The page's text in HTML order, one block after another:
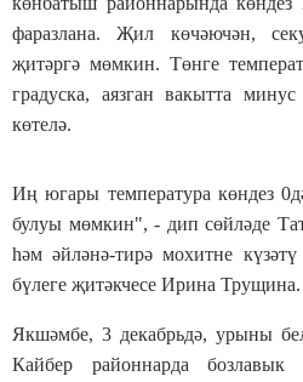
фаразлана. Җил көчәючән,
җитәргә мөмкин. Төнге
градуска, аязган вакытта
көтелә.
Иң югары температура көндез
булуы мөмкин", - дип сөйләде
һәм әйләнә-тирә мохитне күзәтү
бүлеге җитәкчесе Ирина Трущина.
Якшәмбе, 3 декабрьдә, урыны
Кайбер районнарда